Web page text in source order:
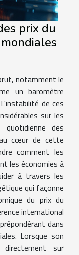
prix du
notamment le
un baromètre
de ces
sur les
des
cœur de cette
comment les
les économies à
à travers les
qui façonne
du prix du
international
dans
Lorsque son
sur